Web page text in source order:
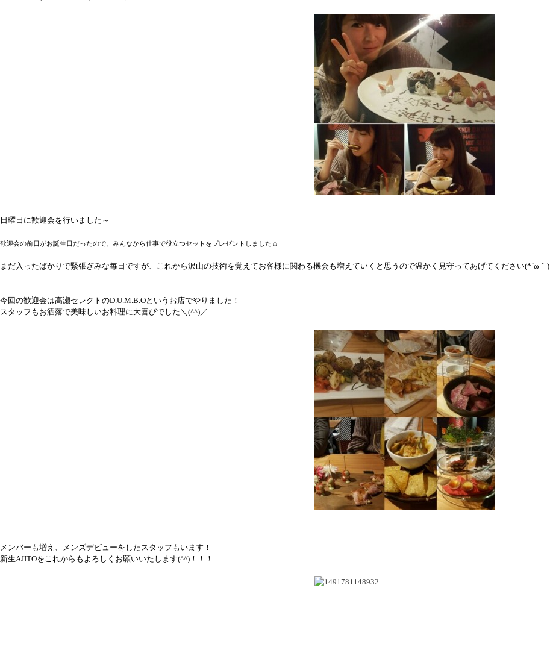
日曜日に歓迎会を行いました～
歓迎会の前日がお誕生日だったので、みんなから仕事で役立つセットをプレゼントしました☆
まだ入ったばかりで緊張ぎみな毎日ですが、これから沢山の技術を覚えてお客様に関わる機会も増えていくと思うので温かく見守ってあげてください(*´ω｀)
今回の歓迎会は高瀬セレクトのD.U.M.B.Oというお店でやりました！
スタッフもお洒落で美味しいお料理に大喜びでした＼(^^)／
メンバーも増え、メンズデビューをしたスタッフもいます！
新生AJITOをこれからもよろしくお願いいたします(^^)！！！